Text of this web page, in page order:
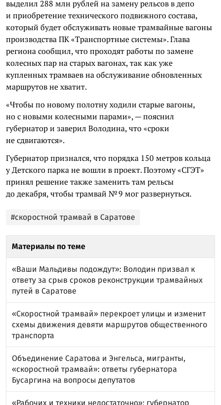
выделил 288 млн рублей на замену рельсов в депо
и приобретение технического подвижного состава,
который будет обслуживать новые трамвайные вагоны
производства ПК «Транспортные системы». Глава
региона сообщил, что проходят работы по замене
колесных пар на старых вагонах, так как уже
купленных трамваев на обслуживание обновленных
маршрутов не хватит.
«Чтобы по новому полотну ходили старые вагоны,
но с новыми колесными парами», — пояснил
губернатор и заверил Володина, что «сроки
не сдвигаются».
Губернатор признался, что порядка 150 метров кольца
у Детского парка не вошли в проект. Поэтому «СГЭТ»
принял решение также заменить там рельсы
до декабря, чтобы трамвай № 9 мог развернуться.
#скоростной трамвай в Саратове
Материалы по теме
«Ваши Мальдивы подождут»: Володин призвал к
ответу за срыв сроков реконструкции трамвайных
путей в Саратове
«Скоростной трамвай» перекроет улицы и изменит
схемы движения девяти маршрутов общественного
транспорта
Объединение Саратова и Энгельса, мигранты,
«скоростной трамвай»: ответы губернатора
Бусаргина на вопросы депутатов
«Рабочих и техники недостаточно»: губернатор